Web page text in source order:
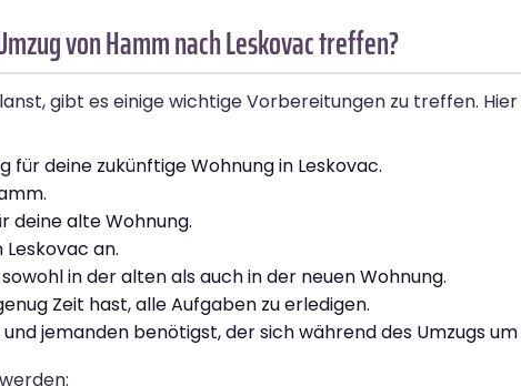
von Hamm nach Leskovac treffen?
gibt es einige wichtige Vorbereitungen zu treffen.
deine zukünftige Wohnung in Leskovac.
deine alte Wohnung.
an.
in der alten als auch in der neuen Wohnung.
Zeit hast, alle Aufgaben zu erledigen.
jemanden benötigst, der sich während des Umzugs